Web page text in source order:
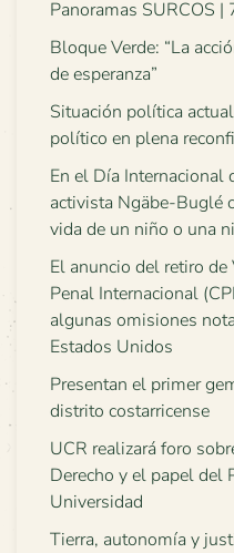
Panoramas SURCOS
Bloque Verde: “La
de esperanza”
Situación política
político en plena
En el Día Internacional
activista Ngäbe-Buglé
vida de un niño o una
El anuncio del retiro de
Penal Internacional
algunas omisiones
Estados Unidos
Presentan el primer
distrito costarricense
UCR realizará foro
Derecho y el papel del
Universidad
Tierra, autonomía y